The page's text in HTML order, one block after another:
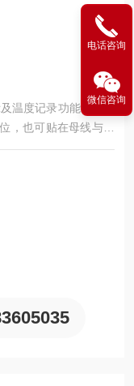
温度记录功能，自身
，也可贴在母线与设
还可贴在变压器、电
电话咨询
微信咨询